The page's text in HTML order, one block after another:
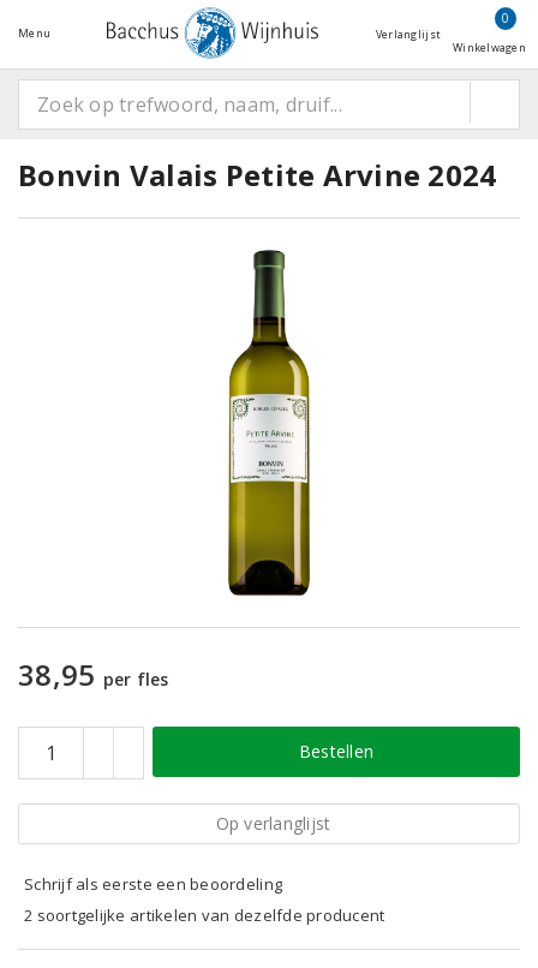
Menu Verlanglijst
0
Winkelwagen
Bonvin Valais Petite Arvine 2024
38,95 per fles
Bestellen
Op verlanglijst
Schrijf als eerste een beoordeling
2 soortgelijke artikelen van dezelfde producent